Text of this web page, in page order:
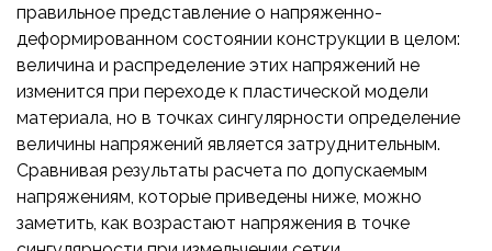
правильное представление о напряженно-
деформированном состоянии конструкции в целом:
величина и распределение этих напряжений не
изменится при переходе к пластической модели
материала, но в точках сингулярности определение
величины напряжений является затруднительным.
Сравнивая результаты расчета по допускаемым
напряжениям, которые приведены ниже, можно
заметить, как возрастают напряжения в точке